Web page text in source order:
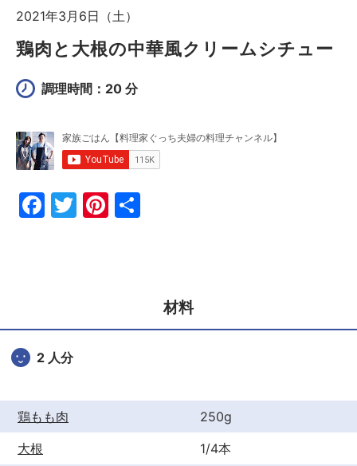
2021年3月6日（土）
鶏肉と大根の中華風クリームシチュー
調理時間：20 分
F
o
o
T
Pi
材料
2 人分
鶏もも肉
250g
大根
1/4本